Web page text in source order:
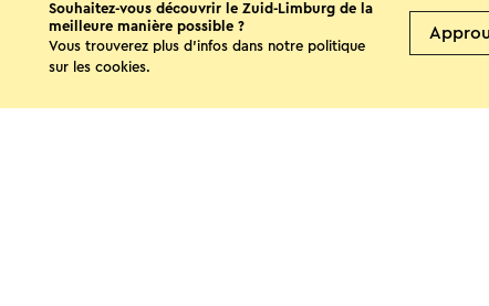
Souhaitez-vous découvrir le Zuid-Limburg de la
meilleure manière possible ?
Vous trouverez plus d’infos dans notre politique
sur les cookies.